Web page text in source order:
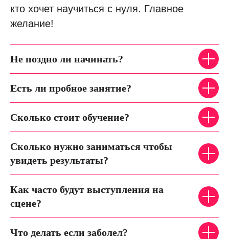
кто хочет научиться с нуля. Главное
желание!
Не поздно ли начинать?
Есть ли пробное занятие?
Сколько стоит обучение?
Сколько нужно заниматься чтобы
увидеть результаты?
Как часто будут выступления на
сцене?
Что делать если заболел?